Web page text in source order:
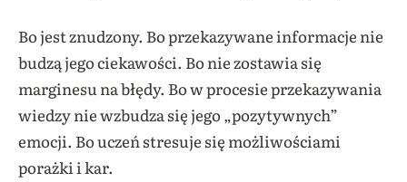
Bo jest znudzony. Bo przekazywane informacje nie
budzą jego ciekawości. Bo nie zostawia się
marginesu na błędy. Bo w procesie przekazywania
wiedzy nie wzbudza się jego „pozytywnych”
emocji. Bo uczeń stresuje się możliwościami
porażki i kar.